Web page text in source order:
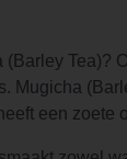
(Barley Tea)?
Mugicha
een zoete